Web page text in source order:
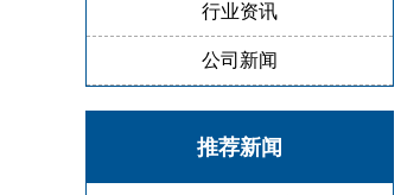
行业资讯
公司新闻
推荐新闻